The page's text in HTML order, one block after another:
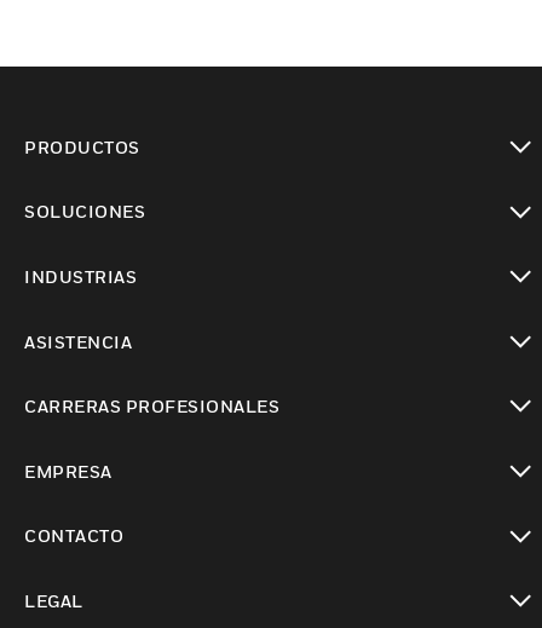
PRODUCTOS
SOLUCIONES
INDUSTRIAS
ASISTENCIA
CARRERAS PROFESIONALES
EMPRESA
CONTACTO
LEGAL